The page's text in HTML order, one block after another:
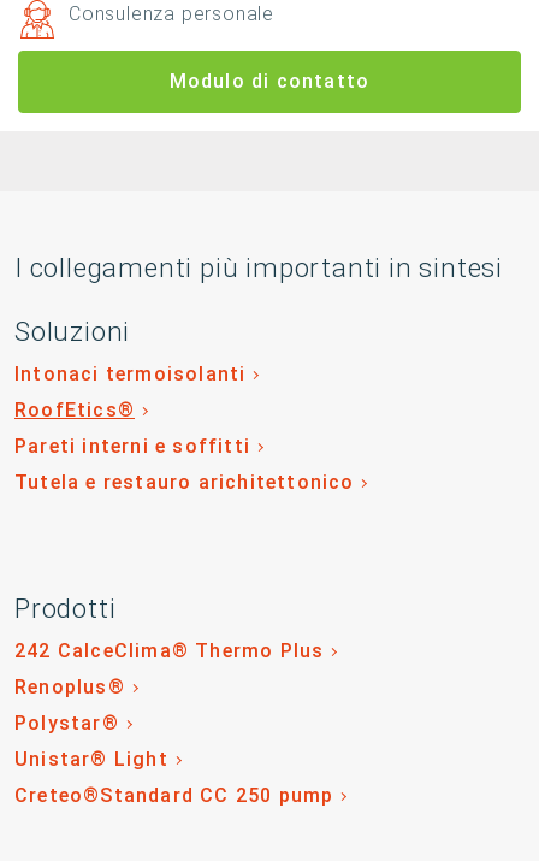
Consulenza personale
Modulo di contatto
I collegamenti più importanti in sintesi
Soluzioni
Intonaci termoisolanti
RoofEtics®
Pareti interni e soffitti
Tutela e restauro arichitettonico
Prodotti
242 CalceClima® Thermo Plus
Renoplus®
Polystar®
Unistar® Light
Creteo®Standard CC 250 pump